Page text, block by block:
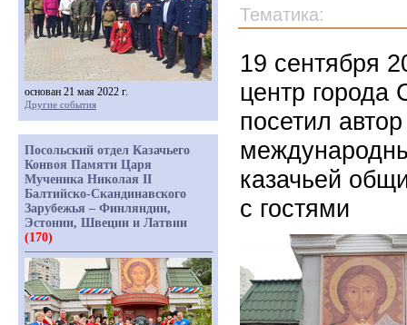
Тематика:
19 сентября
центр города
посетил
казачьей
с гостями
основан 21 мая 2022 г.
Другие события
Посольский отдел Казачьего
Конвоя Памяти Царя
Мученика Николая II
Балтийско-Скандинавского
Зарубежья – Финляндии,
Эстонии, Швеции и Латвии
(170)